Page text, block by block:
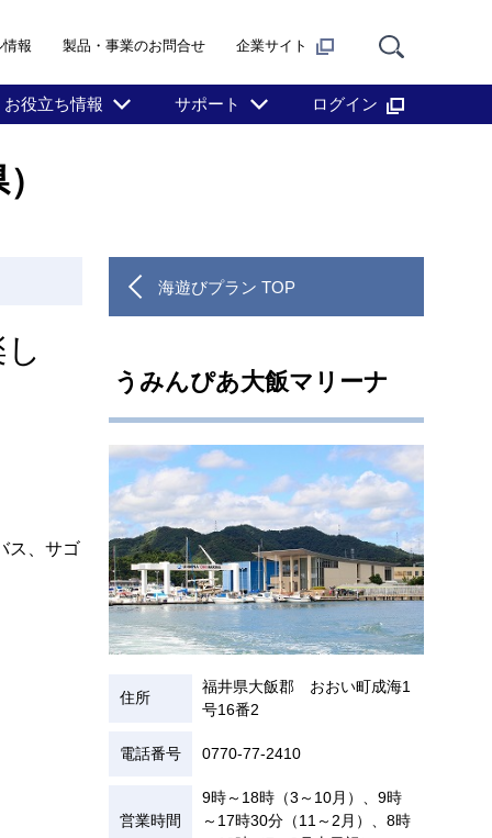
報 製品・事業のお問合せ 企業サイト
お役立ち情報 サポート ログイン
ス、サゴ
海遊びプラン TOP
うみんぴあ大飯マリーナ
住所
福井県大飯郡 おおい町成海1
号16番2
電話番号 0770-77-2410
営業時間
9時～18時（3～10月）、9時
～17時30分（11～2月）、8時